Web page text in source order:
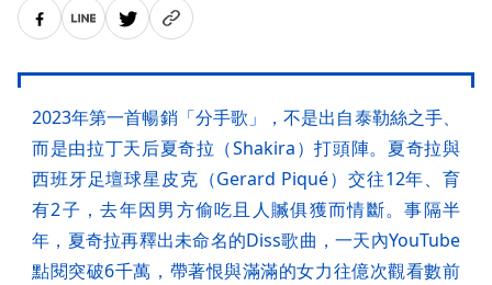
2023年第一首暢銷「分手歌」，不是出自泰勒絲之手、
而是由拉丁天后夏奇拉（Shakira）打頭陣。夏奇拉與
西班牙足壇球星皮克（Gerard Piqué）交往12年、育
有2子，去年因男方偷吃且人贓俱獲而情斷。事隔半
年，夏奇拉再釋出未命名的Diss歌曲，一天內YouTube
點閱突破6千萬，帶著恨與滿滿的女力往億次觀看數前